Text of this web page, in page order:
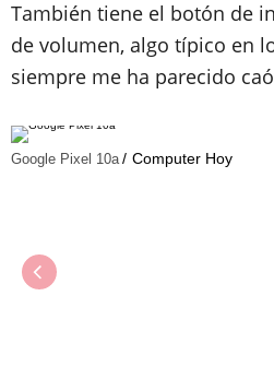
También tiene el botón de
de volumen, algo típico en
siempre me ha parecido
Google Pixel 10a Computer Hoy